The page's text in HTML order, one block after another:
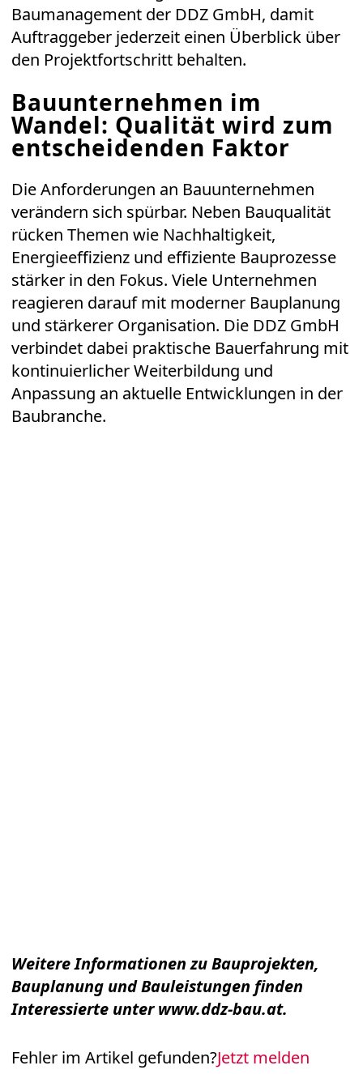
Baumanagement der DDZ GmbH, damit
Auftraggeber jederzeit einen Überblick über
den Projektfortschritt behalten.
Bauunternehmen im
Wandel: Qualität wird zum
entscheidenden Faktor
Die Anforderungen an Bauunternehmen
verändern sich spürbar. Neben Bauqualität
rücken Themen wie Nachhaltigkeit,
Energieeffizienz und effiziente Bauprozesse
stärker in den Fokus. Viele Unternehmen
reagieren darauf mit moderner Bauplanung
und stärkerer Organisation. Die DDZ GmbH
verbindet dabei praktische Bauerfahrung mit
kontinuierlicher Weiterbildung und
Anpassung an aktuelle Entwicklungen in der
Baubranche.
Weitere Informationen zu Bauprojekten,
Bauplanung und Bauleistungen finden
Interessierte unterwww.ddz-bau.at.
Fehler im Artikel gefunden?Jetzt melden